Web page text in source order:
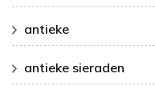
antieke
antieke sieraden